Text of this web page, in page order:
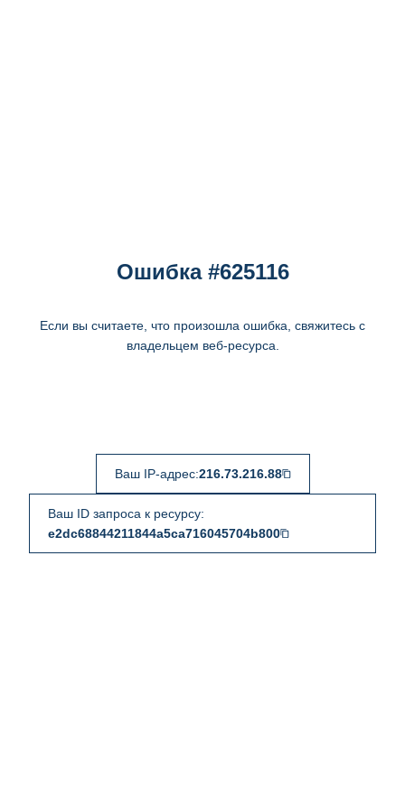
Ошибка #625116
Если вы считаете, что произошла ошибка, свяжитесь с
владельцем веб-ресурса.
Ваш IP-адрес:216.73.216.88
Ваш ID запроса к ресурсу:
e2dc68844211844a5ca716045704b800